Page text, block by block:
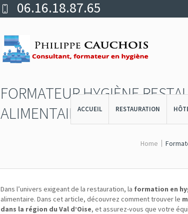
06.16.18.87.65
ACCUEIL RESTAURATION
FORMATEUR HYGIÈNE
ALIMENTAIRE DANS VOTRE
Home
Dans l’univers exigeant de la restauration, la formation en
alimentaire. Dans cet article, découvrez comment trouver le
dans la région du Val d’Oise, et assurez-vous que votre